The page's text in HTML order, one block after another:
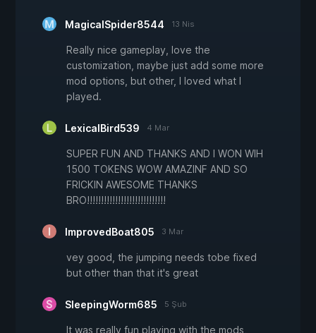
MagicalSpider8544 13 Nis
Really nice gameplay, love the
customization, maybe just add some more
mod options, but other, I loved what I
played.
LexicalBird539 4 Mar
SUPER FUN AND THANKS AND I WON WIH
1500 TOKENS WOW AMAZINF AND SO
FRICKIN AWESOME THANKS
BRO!!!!!!!!!!!!!!!!!!!!!!!!!!!!
ImprovedBoat805 3 Mar
vey good, the jumping needs tobe fixed
but other than that it's great
SleepingWorm685 5 Şub
It was really fun playing with the mods,